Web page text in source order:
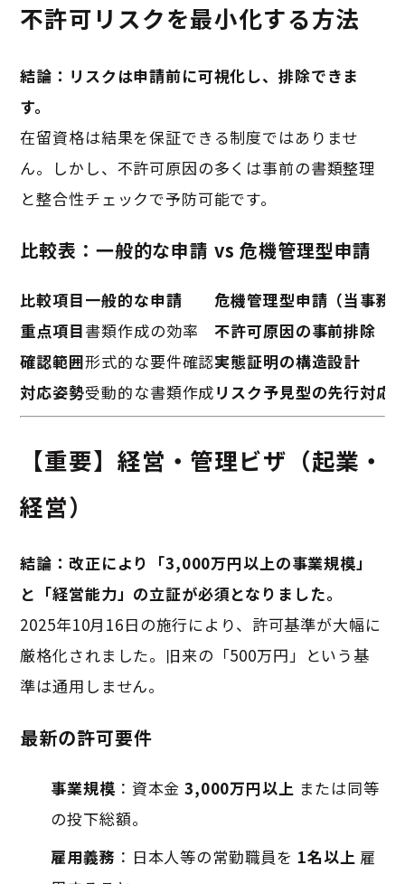
不許可リスクを最小化する方法
結論：リスクは申請前に可視化し、排除できま
す。
在留資格は結果を保証できる制度ではありませ
ん。しかし、不許可原因の多くは事前の書類整理
と整合性チェックで予防可能です。
比較表：一般的な申請 vs 危機管理型申請
比較項目一般的な申請
危機管理型申請（当事務
重点項目書類作成の効率
不許可原因の事前排除
確認範囲形式的な要件確認実態証明の構造設計
対応姿勢受動的な書類作成リスク予見型の先行対応
【重要】経営・管理ビザ（起業・
経営）
結論：改正により「3,000万円以上の事業規模」
と「経営能力」の立証が必須となりました。
2025年10月16日の施行により、許可基準が大幅に
厳格化されました。旧来の「500万円」という基
準は通用しません。
最新の許可要件
事業規模 ：資本金3,000万円以上 または同等
の投下総額。
雇用義務 ：日本人等の常勤職員を 1名以上 雇